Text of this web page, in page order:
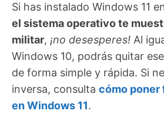
Si has instalado Windows 11
el sistema operativo te
militar, ¡no desesperes! Al
Windows 10, podrás quitar
de forma simple y rápida. Si
inversa, consulta cómo poner
en Windows 11.